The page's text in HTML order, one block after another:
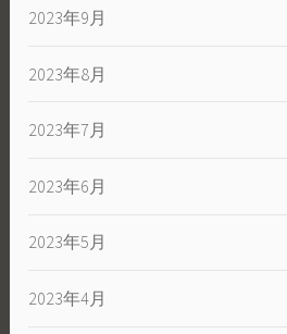
2023年9月
2023年8月
2023年7月
2023年6月
2023年5月
2023年4月